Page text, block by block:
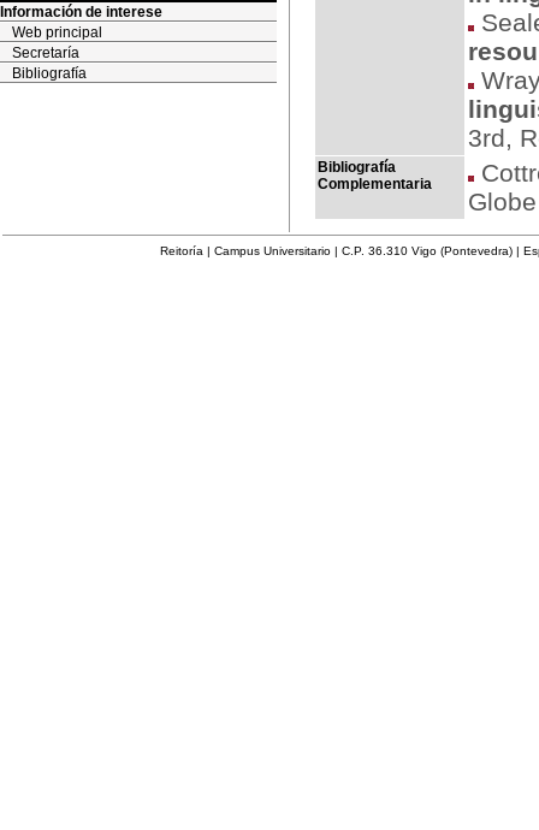
Información de interese
Web principal
Secretaría
Bibliografía
3rd,
Bibliografía
Complementaria
Reitoría | Campus Universitario | C.P. 36.310 Vigo (Pontevedra) |